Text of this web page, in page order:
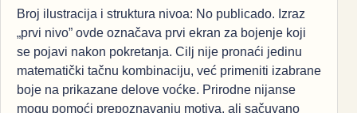
Broj ilustracija i struktura nivoa: No publicado. Izraz
„prvi nivo” ovde označava prvi ekran za bojenje koji
se pojavi nakon pokretanja. Cilj nije pronaći jedinu
matematički tačnu kombinaciju, već primeniti izabrane
boje na prikazane delove voćke. Prirodne nijanse
mogu pomoći prepoznavanju motiva, ali sačuvano